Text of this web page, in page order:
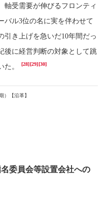
軸受需要が伸びるフロンティ
バル3位の名に実を伴わせて
引き上げを急いだ10年間だっ
後に経営判断の対象として跳
た。
[28] [29] [30]
）【沿革】
委員会等設置会社への